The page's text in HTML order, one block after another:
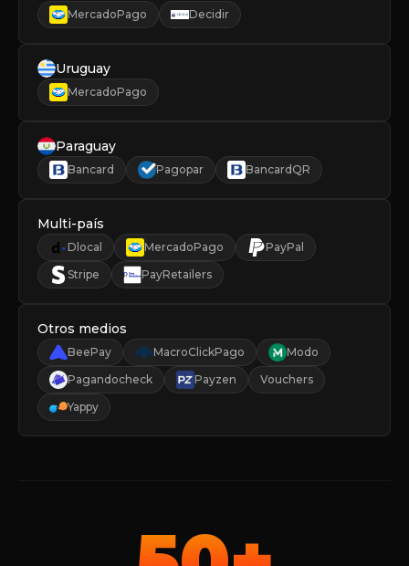
MercadoPago Decidir
Uruguay
MercadoPago
Paraguay
Bancard Pagopar BancardQR
Multi-país
Dlocal MercadoPago
PayPal
Stripe
PayRetailers
Otros medios
BeePay MacroClickPago
Modo
Pagandocheck
Payzen
Vouchers
Yappy